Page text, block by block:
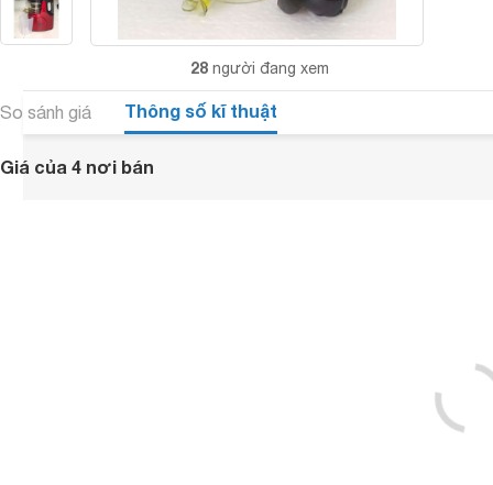
28 người đang xem
So sánh giá Thông số kĩ thuật
Giá của 4 nơi bán